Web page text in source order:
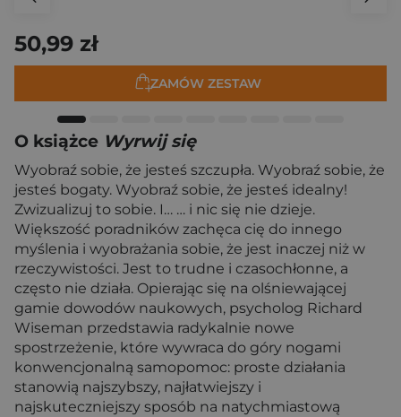
50,99 zł
ZAMÓW ZESTAW
O książce Wyrwij się
Wyobraź sobie, że jesteś szczupła. Wyobraź sobie, że
jesteś bogaty. Wyobraź sobie, że jesteś idealny!
Zwizualizuj to sobie. I… … i nic się nie dzieje.
Większość poradników zachęca cię do innego
myślenia i wyobrażania sobie, że jest inaczej niż w
rzeczywistości. Jest to trudne i czasochłonne, a
często nie działa. Opierając się na olśniewającej
gamie dowodów naukowych, psycholog Richard
Wiseman przedstawia radykalnie nowe
spostrzeżenie, które wywraca do góry nogami
konwencjonalną samopomoc: proste działania
stanowią najszybszy, najłatwiejszy i
najskuteczniejszy sposób na natychmiastową